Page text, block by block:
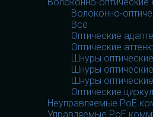
Волоконно-
Все
Оптические
Оптические
Шнуры
Шнуры
Шнуры
Оптические
Неуправляемые PoE
Управляемые PoE